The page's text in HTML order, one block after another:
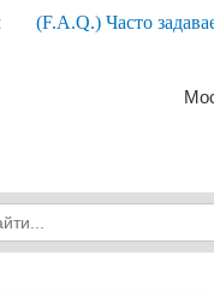
(F.A.Q.) Часто